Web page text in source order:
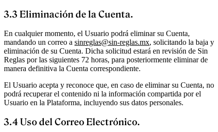
3.3 Eliminación de la Cuenta.
En cualquier momento, el Usuario podrá eliminar su Cuenta,
mandando un correo a sinreglas@sin-reglas.mx, solicitando la baja y
eliminación de su Cuenta. Dicha solicitud estará en revisión de Sin
Reglas por las siguientes 72 horas, para posteriormente eliminar de
manera definitiva la Cuenta correspondiente.
El Usuario acepta y reconoce que, en caso de eliminar su Cuenta, no
podrá recuperar el contenido ni la información compartida por el
Usuario en la Plataforma, incluyendo sus datos personales.
3.4 Uso del Correo Electrónico.